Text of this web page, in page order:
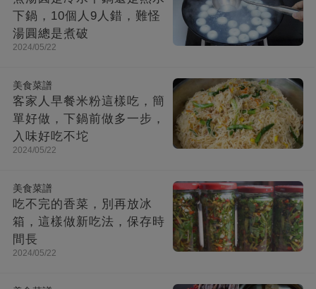
下鍋，10個人9人錯，難怪
湯圓總是煮破
2024/05/22
美食菜譜
客家人早餐米粉這樣吃，簡
單好做，下鍋前做多一步，
入味好吃不坨
2024/05/22
美食菜譜
吃不完的香菜，別再放冰
箱，這樣做新吃法，保存時
間長
2024/05/22